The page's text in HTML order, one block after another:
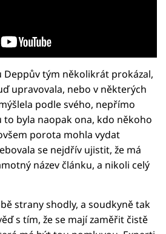
Deppův tým několikrát prokázal,
upravovala, nebo v některých
podle svého, nepřímo
to byla naopak ona, kdo někoho
porota mohla vydat
se nejdřív ujistit, že má
název článku, a nikoli celý
strany shodly, a soudkyně tak
s tím, že se mají zaměřit čistě